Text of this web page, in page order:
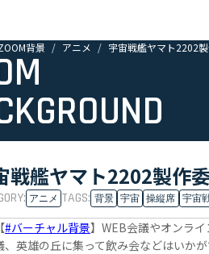
背景 アニメ 宇宙戦艦ヤマト2202
戦艦ヤマト2202製作
アニメ TAGS: 背景 宇宙 操縦席 宇宙
【#バーチャル背景】WEB会議やオンラ
、英雄の丘に集って飲み会などはいか